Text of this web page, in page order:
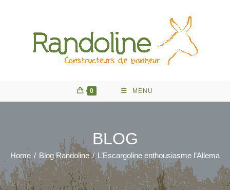
0 MENU
BLOG
Home / Blog Randoline / L’Escargoline enthousiasme